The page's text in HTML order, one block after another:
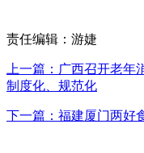
责任编辑：游婕
上一篇：广西召开老
制度化、规范化
下一篇：福建厦门两好